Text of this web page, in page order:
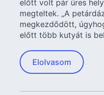
előtt volt pár üres
megteltek. „A
megkezdődött,
előtt több kutyát is
Elolvasom